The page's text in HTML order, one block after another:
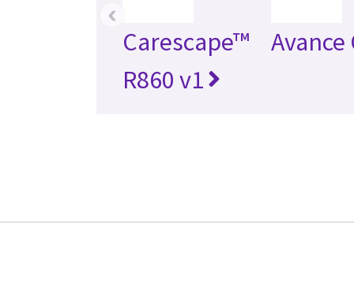
Carescape™
R860 v1
Avance
‹